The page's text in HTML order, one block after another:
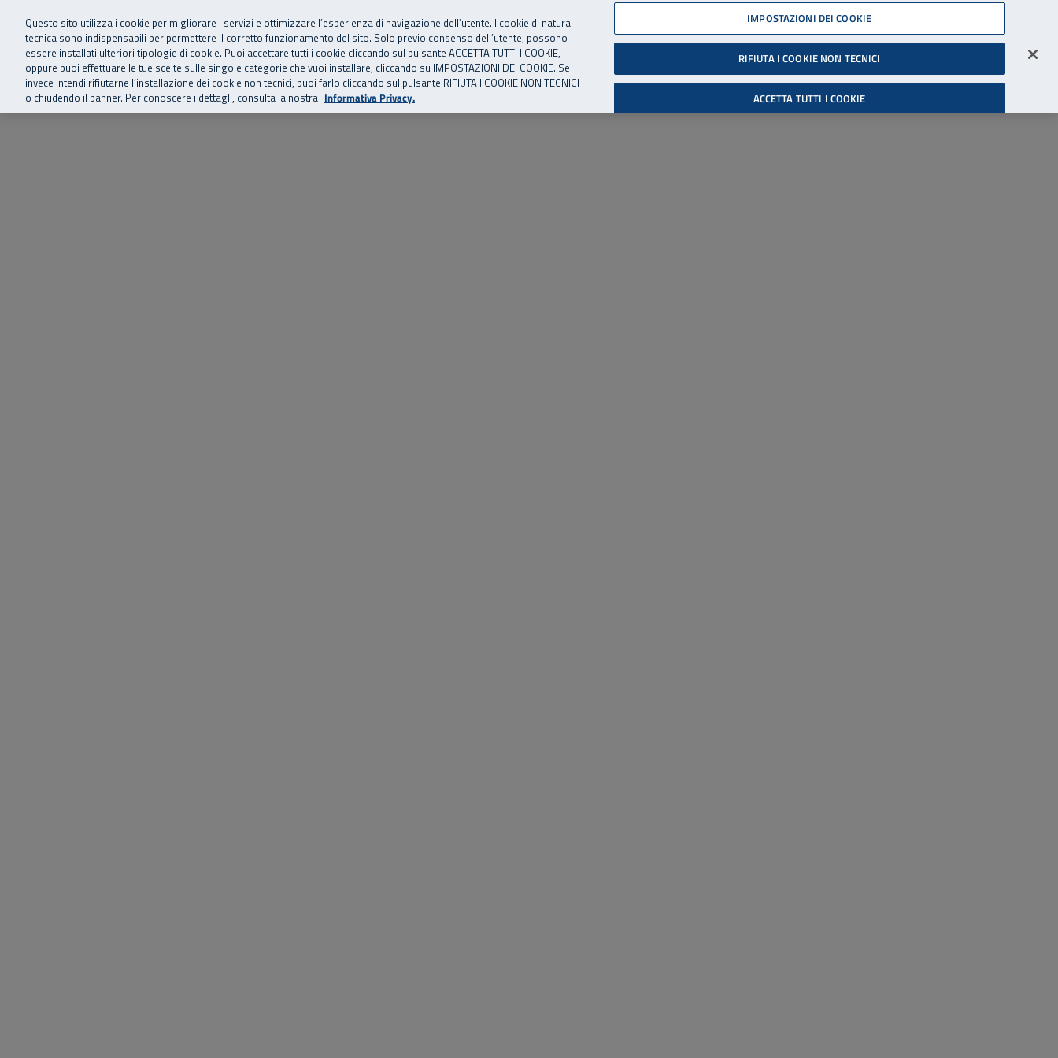
Vai al menu principale
Vai al contenuto principale
Vai al Footer 06 45539607
SuperAbile - il Contact Center Inail per il mondo della disabilità
Home Chi siamo Storie, news ed eventi Risorse utili Supporto Accessibilità
Cerca
Accedi all'area riservata
Questo sito utilizza i cookie per migliorare i servizi e ottimizzare l’esperienza di navigazione dell’utente. I cookie di natura
tecnica sono indispensabili per permettere il corretto funzionamento del sito. Solo previo consenso dell’utente, possono
essere installati ulteriori tipologie di cookie. Puoi accettare tutti i cookie cliccando sul pulsante ACCETTA TUTTI I COOKIE,
oppure puoi effettuare le tue scelte sulle singole categorie che vuoi installare, cliccando su IMPOSTAZIONI DEI COOKIE. Se
invece intendi rifiutarne l’installazione dei cookie non tecnici, puoi farlo cliccando sul pulsante RIFIUTA I COOKIE NON TECNICI
o chiudendo il banner. Per conoscere i dettagli, consulta la nostra Informativa Privacy.
IMPOSTAZIONI DEI COOKIE
RIFIUTA I COOKIE NON TECNICI
ACCETTA TUTTI I COOKIE